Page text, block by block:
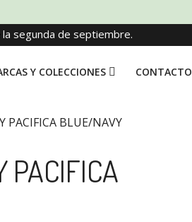
segunda de septiembre.
Y COLECCIONES CONTACTO
PACIFICA BLUE/NAVY
PACIFICA